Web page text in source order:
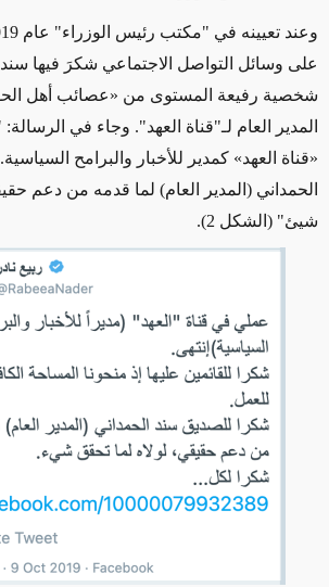
على وسائل التواصل الاجتماعي شكرَ فيها سند
شخصية رفيعة المستوى من «عصائب أهل
المدير العام لـ"قناة العهد". وجاء في
«قناة العهد» كمدير للأخبار والبرامح
الحمداني (المدير العام) لما قدمه من دعم
شيئ" ( الشكل 2) .